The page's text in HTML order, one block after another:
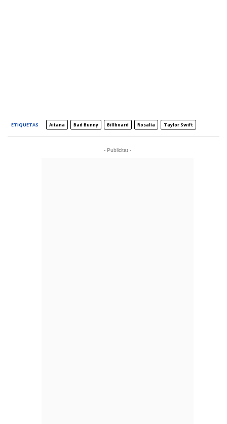
ETIQUETAS Aitana Bad Bunny Billboard Rosalía Taylor Swift
- Publicitat -